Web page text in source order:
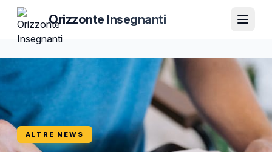
Orizzonte Insegnanti
ALTRE NEWS